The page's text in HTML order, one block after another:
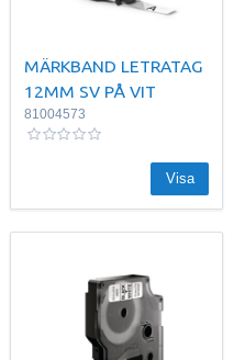
MÄRKBAND LETRATAG
12MM SV PÅ VIT
81004573
Visa